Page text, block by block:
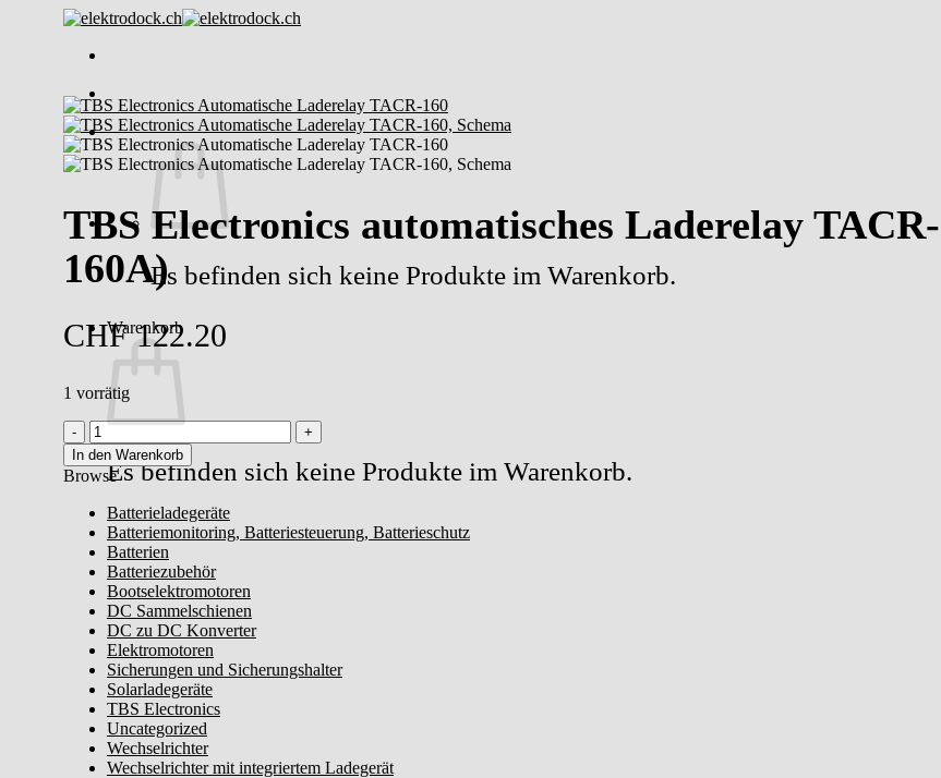
Es befinden sich keine Produkte im Warenkorb.
Warenkorb
Es befinden sich keine Produkte im Warenkorb.
TBS Electronics automatisches Laderelay
160A)
CHF122.20
1 vorrätig
TBS
Electronics
automatisches
TACR-
160
(12V/24Vdc,
160A)
Menge
In den Warenkorb
Browse
Batterieladegeräte
Batteriemonitoring, Batteriesteuerung, Batterieschutz
Batterien
Batteriezubehör
Bootselektromotoren
DC Sammelschienen
DC zu DC Konverter
Elektromotoren
Sicherungen und Sicherungshalter
Solarladegeräte
TBS Electronics
Uncategorized
Wechselrichter
Wechselrichter mit integriertem Ladegerät